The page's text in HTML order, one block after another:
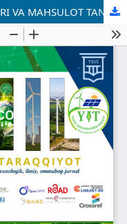
ISHLAB CHIQARISH XARAJATLARI VA MAHSULOT TANNARXINING BOSHQARUV TAHLILINI AMALGA OSHIRISH USULLARI